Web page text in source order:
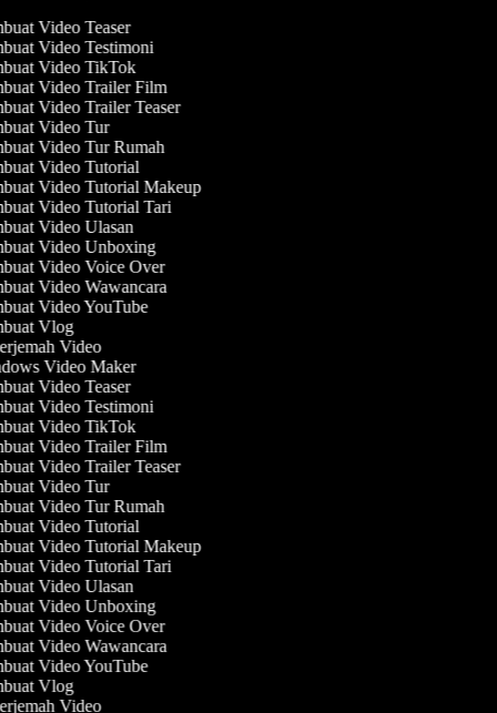
Video Teaser
Video Testimoni
Video TikTok
Video Trailer Film
Video Trailer Teaser
Video Tur
Video Tur Rumah
Video Tutorial
Video Tutorial Makeup
Video Tutorial Tari
Video Ulasan
Video Unboxing
Video Voice Over
Video Wawancara
Video YouTube
Vlog
Video
Video Maker
Video Teaser
Video Testimoni
Video TikTok
Video Trailer Film
Video Trailer Teaser
Video Tur
Video Tur Rumah
Video Tutorial
Video Tutorial Makeup
Video Tutorial Tari
Video Ulasan
Video Unboxing
Video Voice Over
Video Wawancara
Video YouTube
Vlog
Video